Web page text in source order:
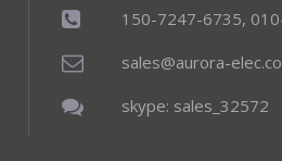
150-7247-6735,
sales@aurora-
skype: sales_32572